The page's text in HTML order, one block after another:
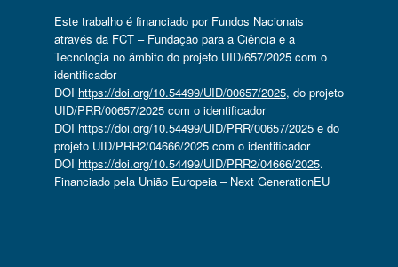
Este trabalho é financiado por Fundos Nacionais
através da FCT – Fundação para a Ciência e a
Tecnologia no âmbito do projeto UID/657/2025 com o
identificador
DOI https://doi.org/10.54499/UID/00657/2025, do projeto
UID/PRR/00657/2025 com o identificador
DOI https://doi.org/10.54499/UID/PRR/00657/2025e do
projeto UID/PRR2/04666/2025 com o identificador
DOI https://doi.org/10.54499/UID/PRR2/04666/2025.
Financiado pela União Europeia – Next GenerationEU